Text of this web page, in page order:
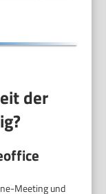
der
Meeting und